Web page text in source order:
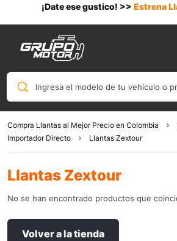
¡Date ese gustico! >> Estrena
Ingresa el modelo de tu vehículo o
Compra Llantas al Mejor Precio en Colombia
Importador Directo
Llantas Zextour
Llantas Zextour
No se han encontrado productos que
Volver a la tienda